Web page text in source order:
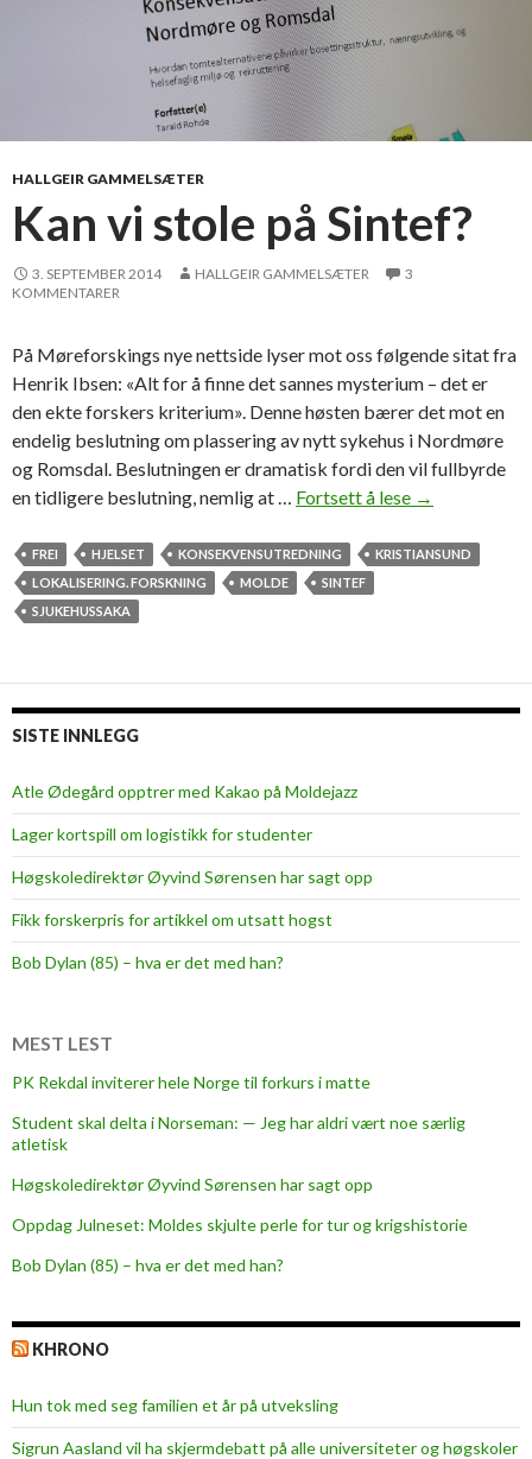
HALLGEIR GAMMELSÆTER
Kan vi stole på Sintef?
3. SEPTEMBER 2014 HALLGEIR GAMMELSÆTER
3
KOMMENTARER
På Møreforskings nye nettside lyser mot oss følgende sitat fra
Henrik Ibsen: «Alt for å finne det sannes mysterium – det er
den ekte forskers kriterium». Denne høsten bærer det mot en
endelig beslutning om plassering av nytt sykehus i Nordmøre
og Romsdal. Beslutningen er dramatisk fordi den vil fullbyrde
en tidligere beslutning, nemlig at … Fortsett å lese K
n
å
n
→
FREI HJELSET KONSEKVENSUTREDNING
KRISTIANSUND
LOKALISERING. FORSKNING
MOLDE
SINTEF
SJUKEHUSSAKA
SISTE INNLEGG
Atle Ødegård opptrer med Kakao på Moldejazz
Lager kortspill om logistikk for studenter
Høgskoledirektør Øyvind Sørensen har sagt opp
Fikk forskerpris for artikkel om utsatt hogst
Bob Dylan (85) – hva er det med han?
MEST LEST
PK Rekdal inviterer hele Norge til forkurs i matte
Student skal delta i Norseman: — Jeg har aldri vært noe særlig
atletisk
Høgskoledirektør Øyvind Sørensen har sagt opp
Oppdag Julneset: Moldes skjulte perle for tur og krigshistorie
Bob Dylan (85) – hva er det med han?
KHRONO
Hun tok med seg familien et år på utveksling
Sigrun Aasland vil ha skjerm­debatt på alle universiteter og høgskoler